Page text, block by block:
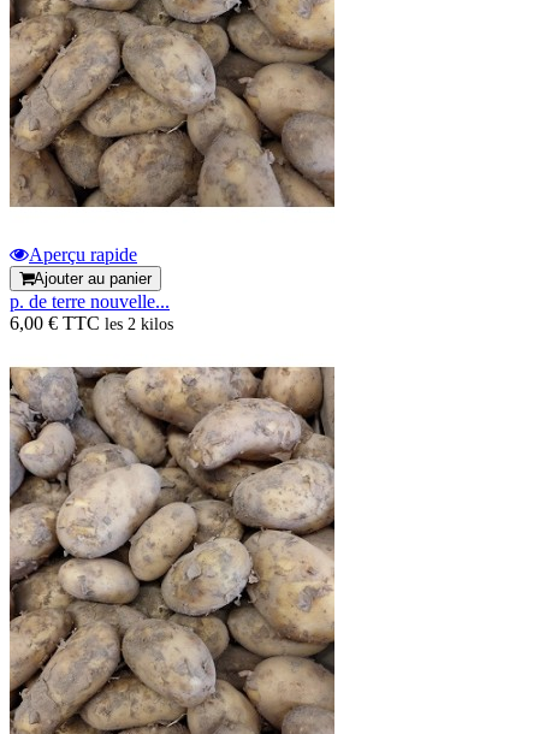
Aperçu rapide
Ajouter au panier
p. de terre nouvelle...
6,00 € TTC les 2 kilos